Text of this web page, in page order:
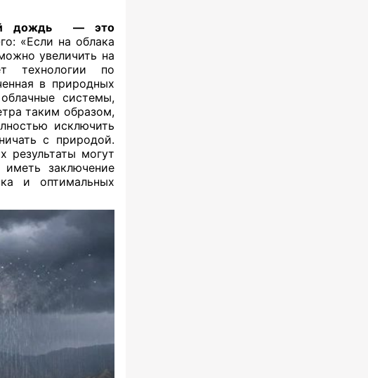
дождь — это
«Если на облака
увеличить на
технологии по
в природных
системы,
таким образом,
исключить
с природой.
результаты могут
заключение
и оптимальных